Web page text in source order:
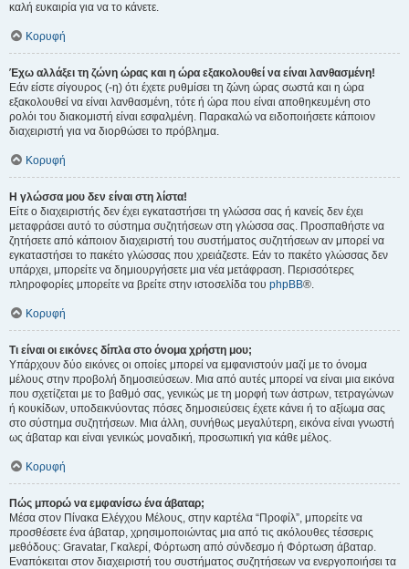
καλή ευκαιρία για να το κάνετε.
Κορυφή
Έχω αλλάξει τη ζώνη ώρας και η ώρα εξακολουθεί να είναι λανθασμένη!
Εάν είστε σίγουρος (-η) ότι έχετε ρυθμίσει τη ζώνη ώρας σωστά και η ώρα
εξακολουθεί να είναι λανθασμένη, τότε ή ώρα που είναι αποθηκευμένη στο
ρολόι του διακομιστή είναι εσφαλμένη. Παρακαλώ να ειδοποιήσετε κάποιον
διαχειριστή για να διορθώσει το πρόβλημα.
Κορυφή
Η γλώσσα μου δεν είναι στη λίστα!
Είτε ο διαχειριστής δεν έχει εγκαταστήσει τη γλώσσα σας ή κανείς δεν έχει
μεταφράσει αυτό το σύστημα συζητήσεων στη γλώσσα σας. Προσπαθήστε να
ζητήσετε από κάποιον διαχειριστή του συστήματος συζητήσεων αν μπορεί να
εγκαταστήσει το πακέτο γλώσσας που χρειάζεστε. Εάν το πακέτο γλώσσας δεν
υπάρχει, μπορείτε να δημιουργήσετε μια νέα μετάφραση. Περισσότερες
πληροφορίες μπορείτε να βρείτε στην ιστοσελίδα του phpBB®.
Κορυφή
Τι είναι οι εικόνες δίπλα στο όνομα χρήστη μου;
Υπάρχουν δύο εικόνες οι οποίες μπορεί να εμφανιστούν μαζί με το όνομα
μέλους στην προβολή δημοσιεύσεων. Μια από αυτές μπορεί να είναι μια εικόνα
που σχετίζεται με το βαθμό σας, γενικώς με τη μορφή των άστρων, τετραγώνων
ή κουκίδων, υποδεικνύοντας πόσες δημοσιεύσεις έχετε κάνει ή το αξίωμα σας
στο σύστημα συζητήσεων. Μια άλλη, συνήθως μεγαλύτερη, εικόνα είναι γνωστή
ως άβαταρ και είναι γενικώς μοναδική, προσωπική για κάθε μέλος.
Κορυφή
Πώς μπορώ να εμφανίσω ένα άβαταρ;
Μέσα στον Πίνακα Ελέγχου Μέλους, στην καρτέλα “Προφίλ”, μπορείτε να
προσθέσετε ένα άβαταρ, χρησιμοποιώντας μια από τις ακόλουθες τέσσερις
μεθόδους: Gravatar, Γκαλερί, Φόρτωση από σύνδεσμο ή Φόρτωση άβαταρ.
Εναπόκειται στον διαχειριστή του συστήματος συζητήσεων να ενεργοποιήσει τα